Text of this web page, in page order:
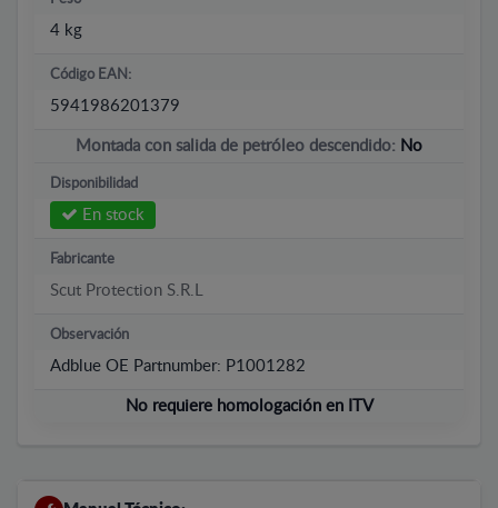
4 kg
Código EAN:
5941986201379
Montada con salida de petróleo descendido: No
Disponibilidad
En stock
Fabricante
Scut Protection S.R.L
Observación
Adblue OE Partnumber: P1001282
No requiere homologación en ITV